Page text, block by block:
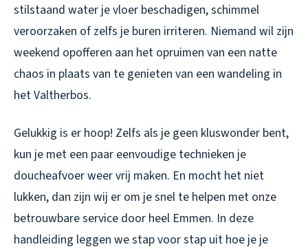
stilstaand water je vloer beschadigen, schimmel
veroorzaken of zelfs je buren irriteren. Niemand wil zijn
weekend opofferen aan het opruimen van een natte
chaos in plaats van te genieten van een wandeling in
het Valtherbos.
Gelukkig is er hoop! Zelfs als je geen kluswonder bent,
kun je met een paar eenvoudige technieken je
doucheafvoer weer vrij maken. En mocht het niet
lukken, dan zijn wij er om je snel te helpen met onze
betrouwbare service door heel Emmen. In deze
handleiding leggen we stap voor stap uit hoe je je